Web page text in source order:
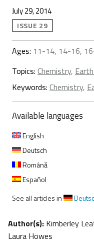
July 29, 2014
ISSUE 29
Ages: 11-14, 14-16,
Topics: Chemistry,
Keywords: Chemistry,
Available languages
English
Deutsch
Română
Español
See all articles in
Author(s): Kimberley
Laura Howes